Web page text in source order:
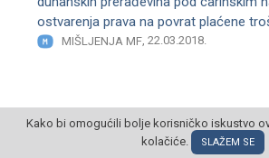
ostvarenja prava na povrat plaćene
MIŠLJENJA MF, 22.03.2018.
© POSLOVNI OBLAK Sva prava
Kako bi omogućili bolje korisničko iskustvo
kolačiće.
SLAŽEM SE